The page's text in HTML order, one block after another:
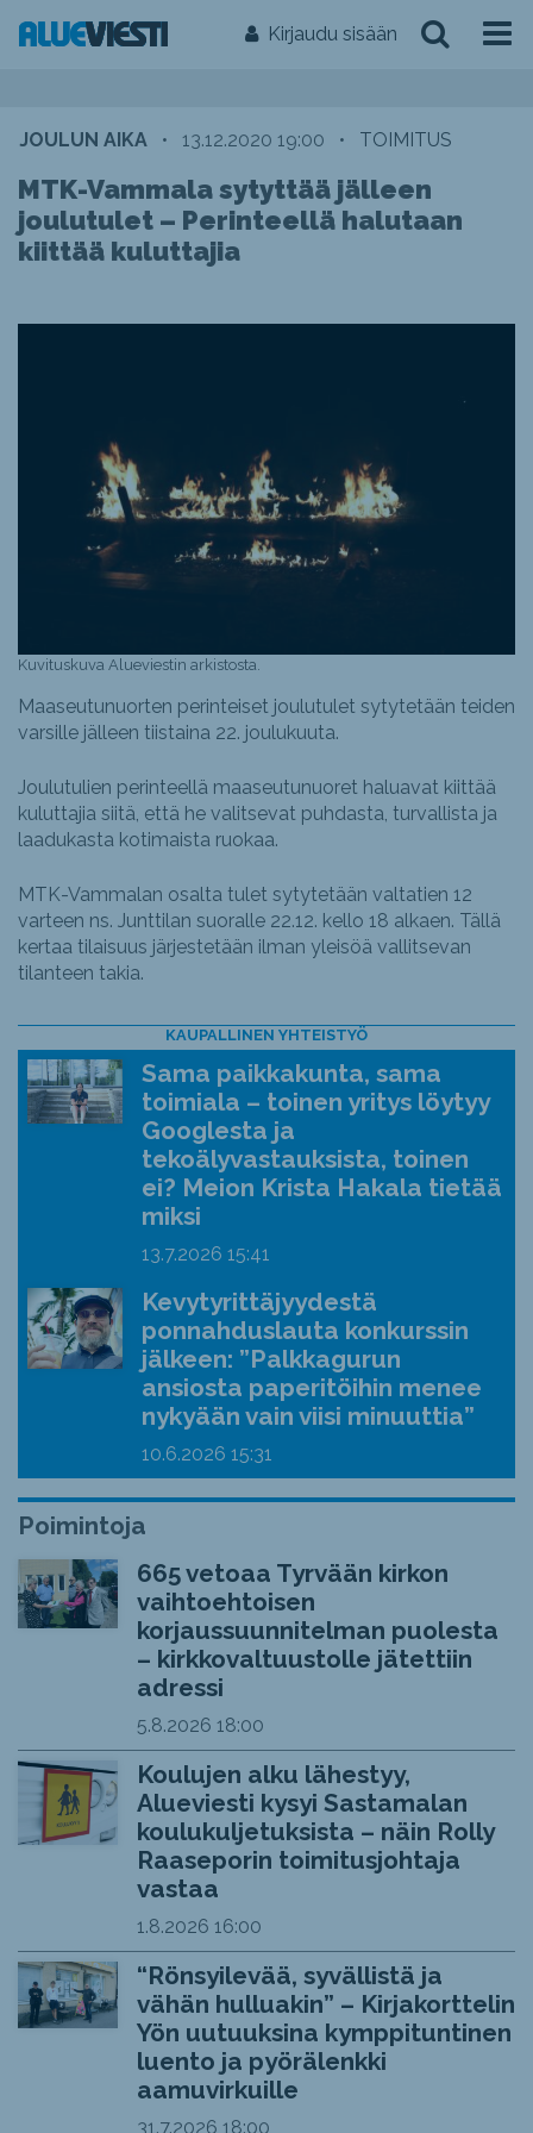
Kirjaudu sisään
JOULUN AIKA • 13.12.2020 19:00 • TOIMITUS
MTK-Vammala sytyttää jälleen
joulutulet – Perinteellä halutaan
kiittää kuluttajia
Kuvituskuva Alueviestin arkistosta.
Maaseutunuorten perinteiset joulutulet sytytetään teiden
varsille jälleen tiistaina 22. joulukuuta.
Joulutulien perinteellä maaseutunuoret haluavat kiittää
kuluttajia siitä, että he valitsevat puhdasta, turvallista ja
laadukasta kotimaista ruokaa.
MTK-Vammalan osalta tulet sytytetään valtatien 12
varteen ns. Junttilan suoralle 22.12. kello 18 alkaen. Tällä
kertaa tilaisuus järjestetään ilman yleisöä vallitsevan
tilanteen takia.
KAUPALLINEN YHTEISTYÖ
Sama paikkakunta, sama
toimiala – toinen yritys löytyy
Googlesta ja
tekoälyvastauksista, toinen
ei? Meion Krista Hakala tietää
miksi
13.7.2026 15:41
Kevytyrittäjyydestä
ponnahduslauta konkurssin
jälkeen: ”Palkkagurun
ansiosta paperitöihin menee
nykyään vain viisi minuuttia”
10.6.2026 15:31
Poimintoja
665 vetoaa Tyrvään kirkon
vaihtoehtoisen
korjaussuunnitelman puolesta
– kirkkovaltuustolle jätettiin
adressi
5.8.2026 18:00
Koulujen alku lähestyy,
Alueviesti kysyi Sastamalan
koulukuljetuksista – näin Rolly
Raaseporin toimitusjohtaja
vastaa
1.8.2026 16:00
“Rönsyilevää, syvällistä ja
vähän hulluakin” – Kirjakorttelin
Yön uutuuksina kymppituntinen
luento ja pyörälenkki
aamuvirkuille
31.7.2026 18:00